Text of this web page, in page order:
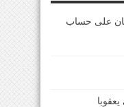
على حساب